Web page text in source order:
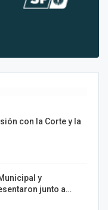
con la Corte y la
y
junto a…